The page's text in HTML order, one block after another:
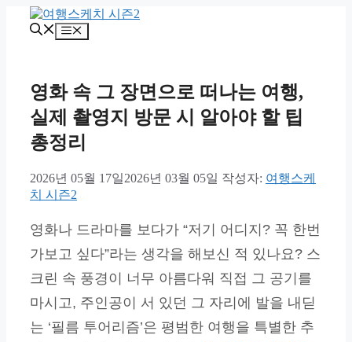
메
영화 속 그 장면으로 떠나는 여행,
실제 촬영지 방문 시 알아야 할 팁
총정리
2026년 05월 17일2026년 03월 05일 작성자: 여행스케
치 시즌2
영화나 드라마를 보다가 “저기 어디지? 꼭 한번
가보고 싶다”라는 생각을 해보신 적 있나요? 스
크린 속 풍경이 너무 아름다워 직접 그 공기를
마시고, 주인공이 서 있던 그 자리에 발을 내딛
는 ‘필름 투어리즘’은 평범한 여행을 특별한 추